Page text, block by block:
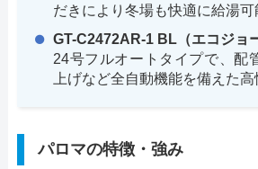
だきにより冬場も快適に給湯可
GT-C2472AR-1 BL（エコジョ
24号フルオートタイプで、配
上げなど全自動機能を備えた高
パロマの特徴・強み